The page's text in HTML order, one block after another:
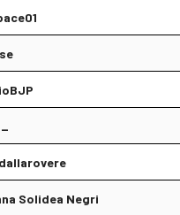
Solidea Negri